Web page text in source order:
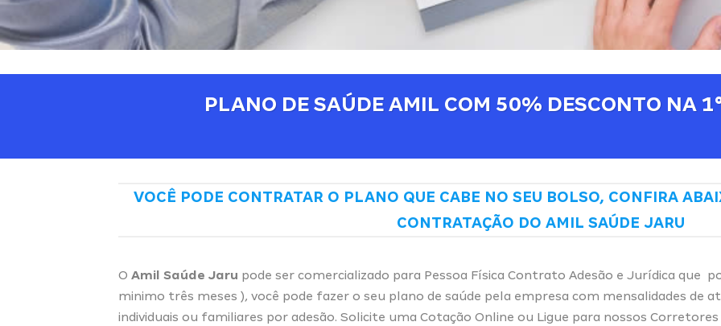
PLANO DE SAÚDE AMIL COM 50% DESCONTO NA
VOCÊ PODE CONTRATAR O PLANO QUE CABE NO SEU BOLSO, CONFIRA
CONTRATAÇÃO DO AMIL SAÚDE JARU
O Amil Saúde Jaru pode ser comercializado para Pessoa Física Contrato Adesão e Jurídica que
minimo três meses ), você pode fazer o seu plano de saúde pela empresa com mensalidades de
individuais ou familiares por adesão. Solicite uma Cotação Online ou Ligue para nossos Corretores